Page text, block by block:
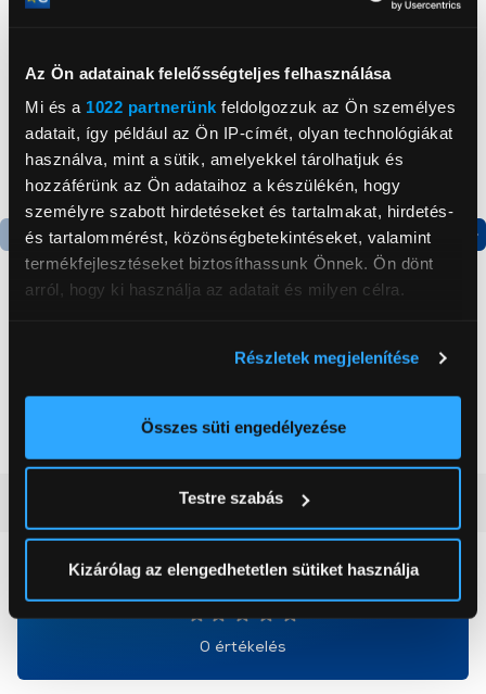
Az Ön adatainak felelősségteljes felhasználása
Mi és a 1022 partnerünk feldolgozzuk az Ön személyes
adatait, így például az Ön IP-címét, olyan technológiákat
használva, mint a sütik, amelyekkel tárolhatjuk és
hozzáférünk az Ön adataihoz a készülékén, hogy
személyre szabott hirdetéseket és tartalmakat, hirdetés-
és tartalommérést, közönségbetekintéseket, valamint
termékfejlesztéseket biztosíthassunk Önnek. Ön dönt
arról, hogy ki használja az adatait és milyen célra.
elhelyezkedéséről pár méteres pontossággal
Az Ön készülékén beazonosítása annak konkrét
módjairól és adja meg preferenciáit aRészletek
pontban. Bármikor módosíthatja vagy visszavonhatja a
Sütinyilatkozathoz való hozzájárulását.
Részletek megjelenítése
Összes süti engedélyezése
Testre szabás
Kizárólag az elengedhetetlen sütiket használja
Termék adatlap Termék adatlap
Alulfagyasztós
(0)
0 értékelés